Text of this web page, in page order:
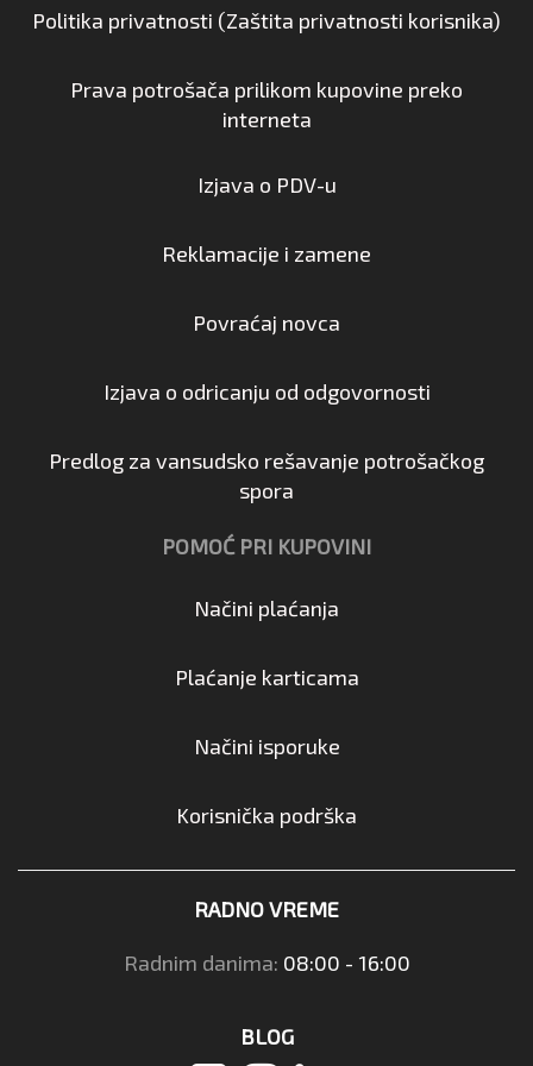
Politika privatnosti (Zaštita privatnosti korisnika)
Prava potrošača prilikom kupovine preko
interneta
Izjava o PDV-u
Reklamacije i zamene
Povraćaj novca
Izjava o odricanju od odgovornosti
Predlog za vansudsko rešavanje potrošačkog
spora
POMOĆ PRI KUPOVINI
Načini plaćanja
Plaćanje karticama
Načini isporuke
Korisnička podrška
RADNO VREME
Radnim danima: 08:00 - 16:00
BLOG